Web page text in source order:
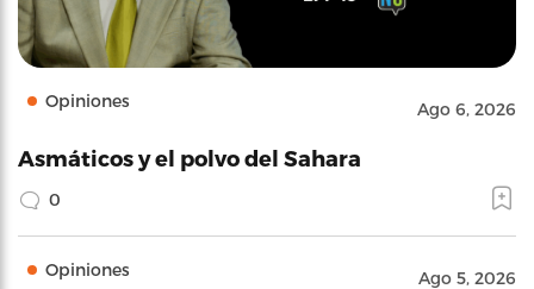
Opiniones Ago 6, 2026
Asmáticos y el polvo del Sahara
0
Opiniones Ago 5, 2026